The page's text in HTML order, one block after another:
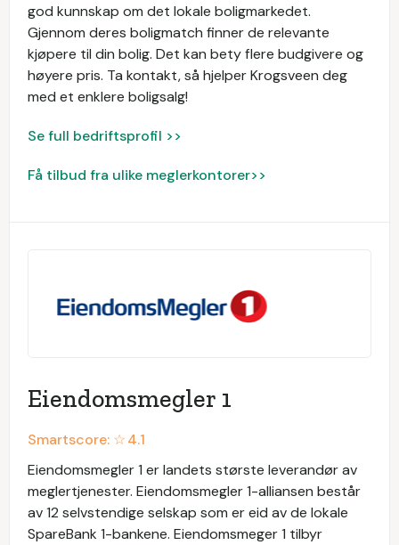
god kunnskap om det lokale boligmarkedet.
Gjennom deres boligmatch finner de relevante
kjøpere til din bolig. Det kan bety flere budgivere og
høyere pris. Ta kontakt, så hjelper Krogsveen deg
med et enklere boligsalg!
Se full bedriftsprofil >>
Få tilbud fra ulike meglerkontorer>>
Eiendomsmegler 1
Smartscore: ☆4.1
Eiendomsmegler 1 er landets største leverandør av
meglertjenester. Eiendomsmegler 1-alliansen består
av 12 selvstendige selskap som er eid av de lokale
SpareBank 1-bankene. Eiendomsmeger 1 tilbyr